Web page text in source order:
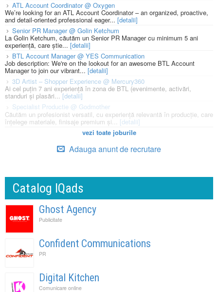
ATL Account Coordinator @ Oxygen
We’re looking for an ATL Account Coordinator – an organized, proactive,
and detail-oriented professional eager... [detalii]
Senior PR Manager @ Golin Ketchum
La Golin Ketchum, căutăm un Senior PR Manager cu minimum 5 ani
experiență, care știe... [detalii]
BTL Account Manager @ YES Communication
Job description: We're on the lookout for an awesome BTL Account
Manager to join our vibrant... [detalii]
3D Artist – Shopper Experience @ Mercury360
Ai cel puțin 7 ani experiență în zona de BTL (evenimente, activări,
standuri și plasări... [detalii]
Specialist Productie @ Godmother
Căutăm un profesionist versatil, cu experiență relevantă în producție, care
înțelege materiale, finisaje premium și... [detalii]
vezi toate joburile
Adauga anunt de recrutare
Catalog IQads
Ghost Agency
Publicitate
Confident Communications
PR
Digital Kitchen
Comunicare online